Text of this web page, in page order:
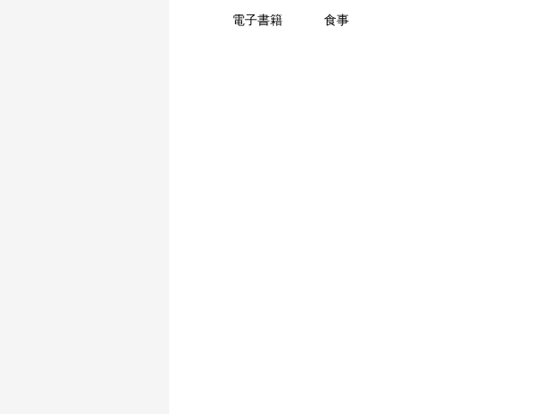
電子書籍 食事